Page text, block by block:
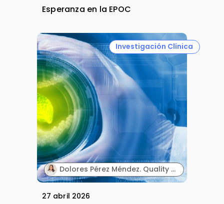
Esperanza en la EPOC
Investigación Clínica
Dolores Pérez Méndez. Quality Department Director. Sermes CRO.
27 abril 2026